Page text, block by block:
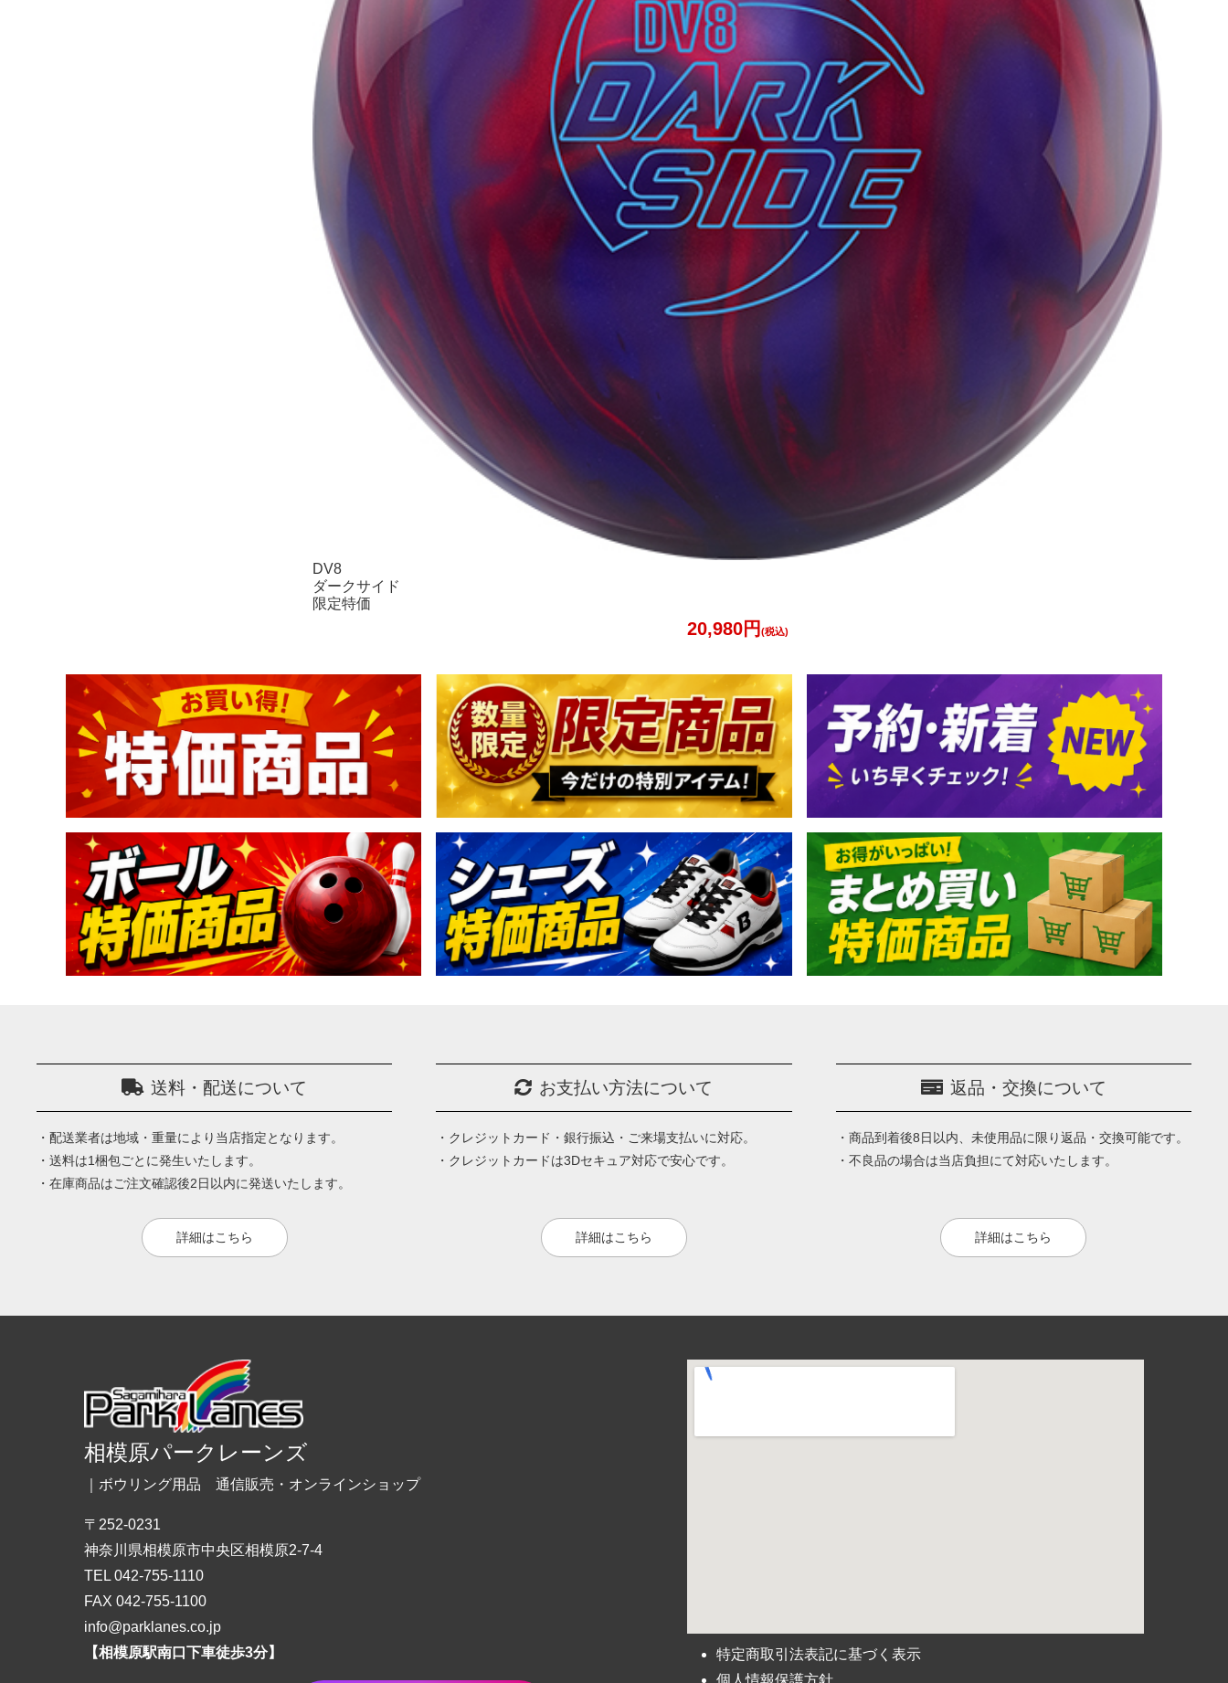
DV8
ダークサイド
限定特価
20,980円 (税込)
送料・配送について
・配送業者は地域・重量により当店指定となります。
・送料は1梱包ごとに発生いたします。
・在庫商品はご注文確認後2日以内に発送いたします。
詳細はこちら
お支払い方法について
・クレジットカード・銀行振込・ご来場支払いに対応。
・クレジットカードは3Dセキュア対応で安心です。
詳細はこちら
返品・交換について
・商品到着後8日以内、未使用品に限り返品・交換可能です。
・不良品の場合は当店負担にて対応いたします。
詳細はこちら
相模原パークレーンズ
｜ボウリング用品 通信販売・オンラインショップ
〒252-0231
神奈川県相模原市中央区相模原2-7-4
TEL 042-755-1110
FAX 042-755-1100
info@parklanes.co.jp
【相模原駅南口下車徒歩3分】
特定商取引法表記に基づく表示